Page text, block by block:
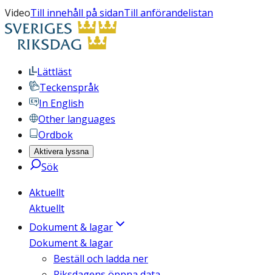
VideoTill innehåll på sidanTill anförandelistan
Lättläst
Teckenspråk
In English
Other languages
Ordbok
Aktivera lyssna
Sök
Aktuellt
Aktuellt
Dokument & lagar
Dokument & lagar
Beställ och ladda ner